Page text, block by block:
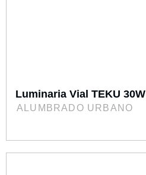
Luminaria Vial TEKU 30W
ALUMBRADO URBANO